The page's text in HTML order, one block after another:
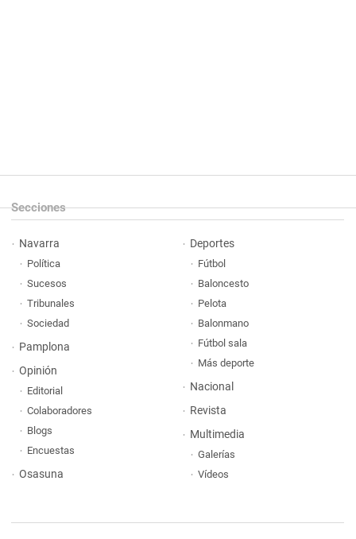
Secciones
Navarra
Política
Sucesos
Tribunales
Sociedad
Pamplona
Opinión
Editorial
Colaboradores
Blogs
Encuestas
Osasuna
Deportes
Fútbol
Baloncesto
Pelota
Balonmano
Fútbol sala
Más deporte
Nacional
Revista
Multimedia
Galerías
Vídeos